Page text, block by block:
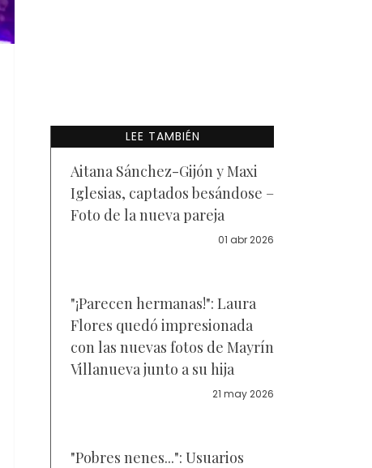
LEE TAMBIÉN
Aitana Sánchez-Gijón y Maxi
Iglesias, captados besándose –
Foto de la nueva pareja
01 abr 2026
"¡Parecen hermanas!": Laura
Flores quedó impresionada
con las nuevas fotos de Mayrín
Villanueva junto a su hija
21 may 2026
"Pobres nenes...": Usuarios